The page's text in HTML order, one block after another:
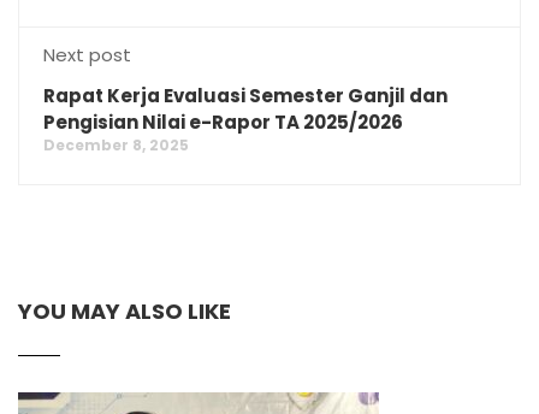
Next post
Rapat Kerja Evaluasi Semester Ganjil dan
Pengisian Nilai e-Rapor TA 2025/2026
December 8, 2025
YOU MAY ALSO LIKE